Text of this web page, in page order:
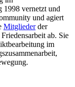
1998 vernetzt und
und agiert
Mitgliederder
ab. Sie
im